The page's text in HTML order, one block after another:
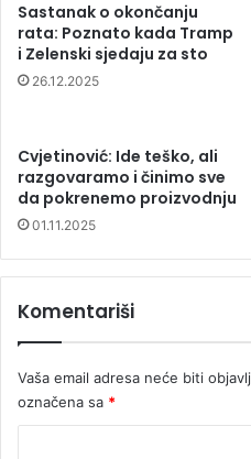
Sastanak o okončanju
rata: Poznato kada Tramp
i Zelenski sjedaju za sto
26.12.2025
Cvjetinović: Ide teško, ali
razgovaramo i činimo sve
da pokrenemo proizvodnju
01.11.2025
Komentariši
Vaša email adresa neće biti
označena sa *